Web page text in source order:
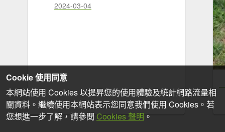
2024-03-04
Cookie 使用同意
本網站使用 Cookies 以提昇您的使用體驗及統計網路流量相
關資料。繼續使用本網站表示您同意我們使用 Cookies。若
您想進一步了解，請參閱 Cookies 聲明 。